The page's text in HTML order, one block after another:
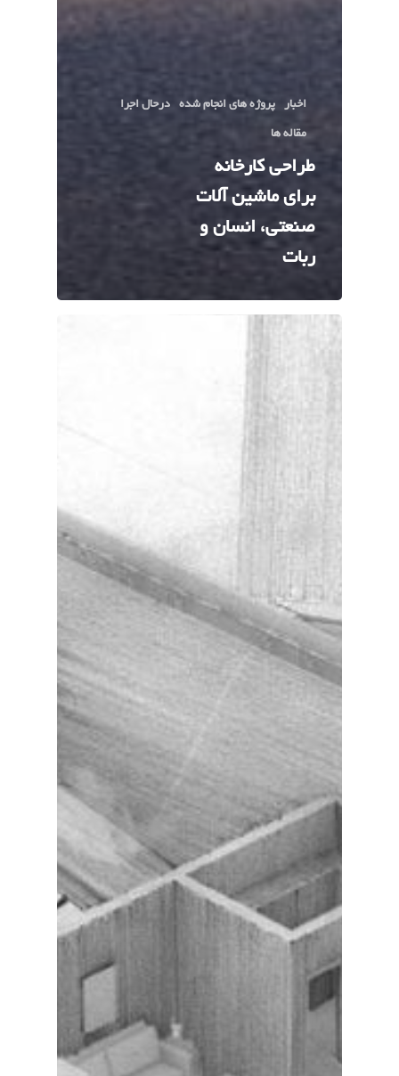
اخبار پروژه های انجام شده درحال اجرا
مقاله ها
طراحی کارخانه
برای ماشین آلات
صنعتی، انسان و
ربات